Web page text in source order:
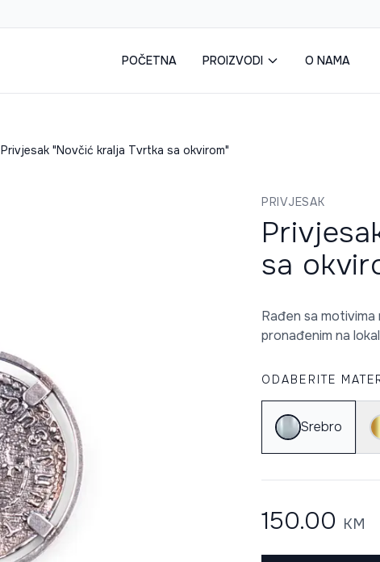
POČETNA PROIZVODI O NAMA
Privjesak "Novčić kralja Tvrtka sa okvirom"
PRIVJESAK
sa
Rađen sa
pronađenim na
ODABERITE
Srebro
150.00 KM